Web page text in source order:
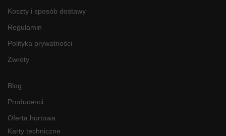
Koszty i sposób dostawy
Regulamin
Polityka prywatności
Zwroty
Blog
Producenci
Oferta hurtowa
Karty techniczne